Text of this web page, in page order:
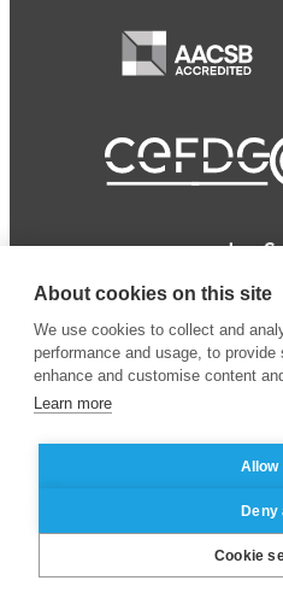
Business School
des
About cookies on this site
We use cookies to collect and
performance and usage, to
enhance and customise content
Learn more
Allow
Deny
Cookie